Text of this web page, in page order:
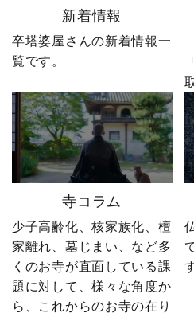
何ですか？ぜひコメント
で教えてください！ 「い
いね」「保存」「フォロ
ー」も励みになります。
ーーーーーー 創業明治15
年｜卒塔婆専門メーカー
東京・日の出町を拠点
に、全国6,000以上のお寺
とお取引する、 お寺のこ
とを知り尽くした“卒塔婆
屋”です。 卒塔婆に関する
疑問をわかりやすく解説
しながら、 住職・寺院向
けの有益な情報や やじ社
長の日常まで発信中！▶
@sotoubaya140 ご相談は
DM・公式LINEからお気
新着情報
卒塔婆屋さんの新着情報一
覧です。
寺コラム
少子高齢化、核家族化、檀
家離れ、墓じまい、など多
くのお寺が直面している課
題に対して、様々な角度か
ら、これからのお寺の在り